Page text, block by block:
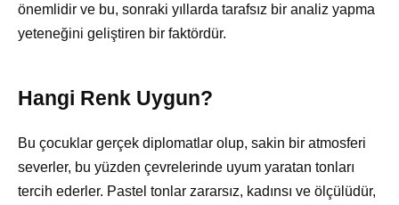
önemlidir ve bu, sonraki yıllarda tarafsız bir analiz yapma
yeteneğini geliştiren bir faktördür.
Hangi Renk Uygun?
Bu çocuklar gerçek diplomatlar olup, sakin bir atmosferi
severler, bu yüzden çevrelerinde uyum yaratan tonları
tercih ederler. Pastel tonlar zararsız, kadınsı ve ölçülüdür,